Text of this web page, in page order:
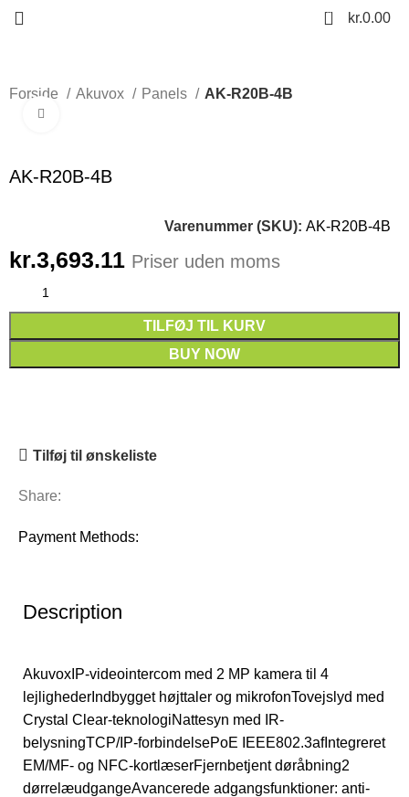
0 kr.0.00
Forside Akuvox Panels AK-R20B-4B
AK-R20B-4B
Varenummer (SKU): AK-R20B-4B
kr.3,693.11 Priser uden moms
TILFØJ TIL KURV
BUY NOW
Tilføj til ønskeliste
Share:
Payment Methods:
Description
AkuvoxIP-videointercom med 2 MP kamera til 4
lejlighederIndbygget højttaler og mikrofonTovejslyd med
Crystal Clear-teknologiNattesyn med IR-
belysningTCP/IP-forbindelsePoE IEEE802.3afIntegreret
EM/MF- og NFC-kortlæserFjernbetjent døråbning2
dørrelæudgangeAvancerede adgangsfunktioner: anti-